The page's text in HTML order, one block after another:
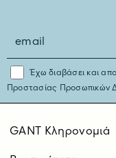
Έχω διαβάσει και
Προστασίας Προσωπικών
GANT Κληρονομιά